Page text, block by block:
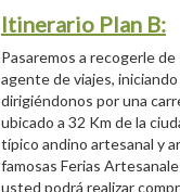
Itinerario Plan B:
Pasaremos a recogerle
agente de viajes,
dirigiéndonos por una
ubicado a 32 Km de la
típico andino artesanal y
famosas Ferias
usted podrá realizar